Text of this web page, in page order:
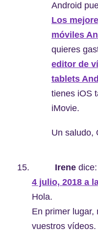
Android
Los
móviles
quieres
editor de
tablets
tienes iOS
iMovie.
Un saludo,
Irene dice:
4 julio, 2018 a
Hola.
En primer lugar,
vuestros vídeos.